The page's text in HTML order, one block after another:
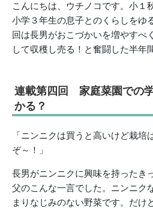
こんにちは、ウチノコです。小１
小学３年生の息子とのくらしをゆ
回は長男がおこづかいを増やすべ
して収穫し売る！と奮闘した半年
連載第四回 家庭菜園での
かる？
「ニンニクは買うと高いけど栽
ぞ～！」
長男がニンニクに興味を持ったき
父のこんな一言でした。ニンニク
まりなじみのない野菜です。だけ